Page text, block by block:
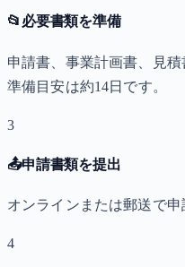
📂 必要書類を準備
申請書、事業計画書、見積
準備目安は約14日です。
3
📤申請書類を提出
オンラインまたは郵送で申
4